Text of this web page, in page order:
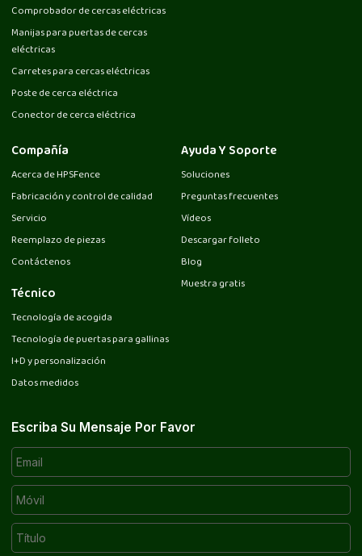
Comprobador de cercas eléctricas
Manijas para puertas de cercas
eléctricas
Carretes para cercas eléctricas
Poste de cerca eléctrica
Conector de cerca eléctrica
Compañía
Acerca de HPSFence
Fabricación y control de calidad
Servicio
Reemplazo de piezas
Contáctenos
Técnico
Tecnología de acogida
Tecnología de puertas para gallinas
I+D y personalización
Datos medidos
Ayuda Y Soporte
Soluciones
Preguntas frecuentes
Vídeos
Descargar folleto
Blog
Muestra gratis
Escriba Su Mensaje Por Favor